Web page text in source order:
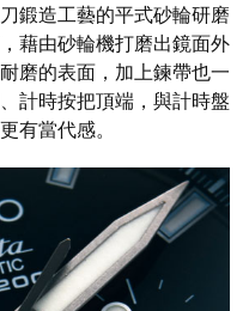
鍛造工藝的平式砂輪研磨
藉由砂輪機打磨出鏡面外
磨的表面，加上鍊帶也一
計時按把頂端，與計時盤
有當代感。